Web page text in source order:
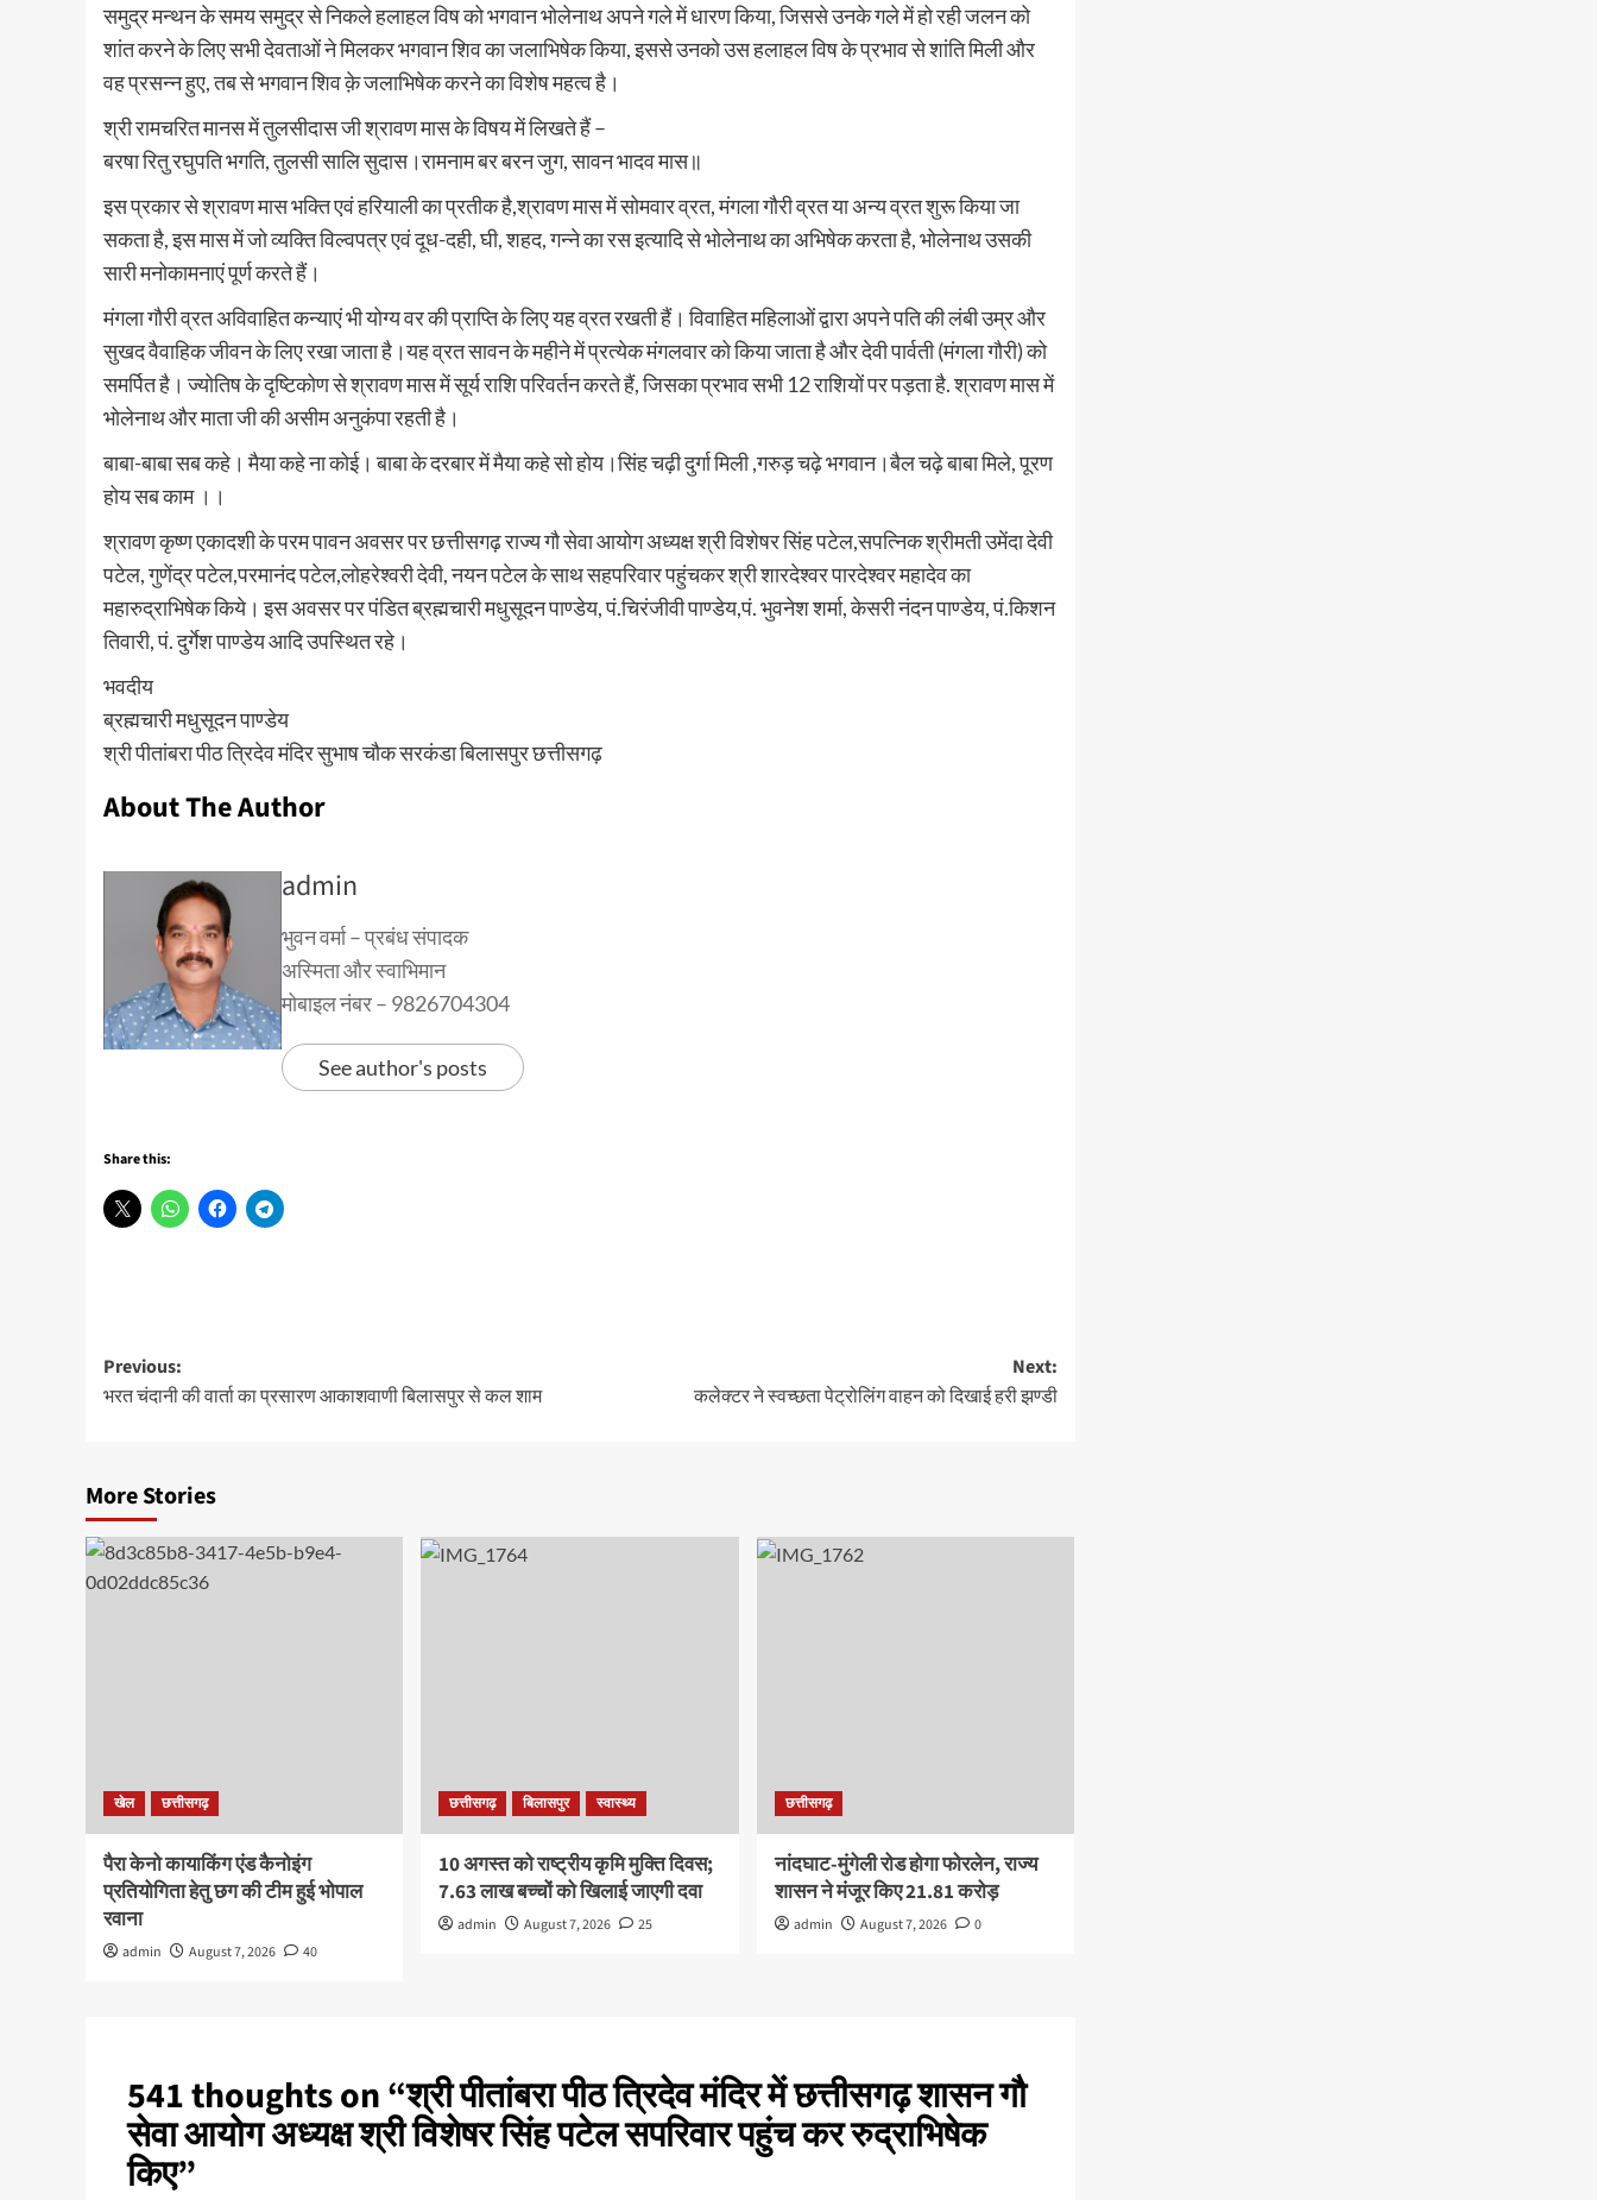
समुद्र मन्थन के समय समुद्र से निकले हलाहल विष को भगवान भोलेनाथ अपने गले में धारण किया, जिससे उनके गले में हो रही जलन को
शांत करने के लिए सभी देवताओं ने मिलकर भगवान शिव का जलाभिषेक किया, इससे उनको उस हलाहल विष के प्रभाव से शांति मिली और
वह प्रसन्न हुए, तब से भगवान शिव क़े जलाभिषेक करने का विशेष महत्व है।
श्री रामचरित मानस में तुलसीदास जी श्रावण मास के विषय में लिखते हैं –
बरषा रितु रघुपति भगति, तुलसी सालि सुदास।रामनाम बर बरन जुग, सावन भादव मास॥
इस प्रकार से श्रावण मास भक्ति एवं हरियाली का प्रतीक है,श्रावण मास में सोमवार व्रत, मंगला गौरी व्रत या अन्य व्रत शुरू किया जा
सकता है, इस मास में जो व्यक्ति विल्वपत्र एवं दूध-दही, घी, शहद, गन्ने का रस इत्यादि से भोलेनाथ का अभिषेक करता है, भोलेनाथ उसकी
सारी मनोकामनाएं पूर्ण करते हैं।
मंगला गौरी व्रत अविवाहित कन्याएं भी योग्य वर की प्राप्ति के लिए यह व्रत रखती हैं। विवाहित महिलाओं द्वारा अपने पति की लंबी उम्र और
सुखद वैवाहिक जीवन के लिए रखा जाता है।यह व्रत सावन के महीने में प्रत्येक मंगलवार को किया जाता है और देवी पार्वती (मंगला गौरी) को
समर्पित है। ज्योतिष के दृष्टिकोण से श्रावण मास में सूर्य राशि परिवर्तन करते हैं, जिसका प्रभाव सभी 12 राशियों पर पड़ता है. श्रावण मास में
भोलेनाथ और माता जी की असीम अनुकंपा रहती है।
बाबा-बाबा सब कहे। मैया कहे ना कोई। बाबा के दरबार में मैया कहे सो होय।सिंह चढ़ी दुर्गा मिली ,गरुड़ चढ़े भगवान।बैल चढ़े बाबा मिले, पूरण
होय सब काम ।।
श्रावण कृष्ण एकादशी के परम पावन अवसर पर छत्तीसगढ़ राज्य गौ सेवा आयोग अध्यक्ष श्री विशेषर सिंह पटेल,सपत्निक श्रीमती उमेंदा देवी
पटेल, गुणेंद्र पटेल,परमानंद पटेल,लोहरेश्वरी देवी, नयन पटेल के साथ सहपरिवार पहुंचकर श्री शारदेश्वर पारदेश्वर महादेव का
महारुद्राभिषेक किये। इस अवसर पर पंडित ब्रह्मचारी मधुसूदन पाण्डेय, पं.चिरंजीवी पाण्डेय,पं. भुवनेश शर्मा, केसरी नंदन पाण्डेय, पं.किशन
तिवारी, पं. दुर्गेश पाण्डेय आदि उपस्थित रहे।
भवदीय
ब्रह्मचारी मधुसूदन पाण्डेय
श्री पीतांबरा पीठ त्रिदेव मंदिर सुभाष चौक सरकंडा बिलासपुर छत्तीसगढ़
About The Author
admin
भुवन वर्मा – प्रबंध संपादक
अस्मिता और स्वाभिमान
मोबाइल नंबर – 9826704304
See author's posts
Share this:
Post
navigation
Previous:
भरत चंदानी की वार्ता का प्रसारण आकाशवाणी बिलासपुर से कल शाम
Next:
कलेक्टर ने स्वच्छता पेट्रोलिंग वाहन को दिखाई हरी झण्डी
More Stories
खेल छत्तीसगढ़
पैरा केनो कायाकिंग एंड कैनोइंग
प्रतियोगिता हेतु छग की टीम हुई भोपाल
रवाना
admin August 7, 2026 40
छत्तीसगढ़ बिलासपुर स्वास्थ्य
10 अगस्त को राष्ट्रीय कृमि मुक्ति दिवस;
7.63 लाख बच्चों को खिलाई जाएगी दवा
admin August 7, 2026 25
छत्तीसगढ़
नांदघाट-मुंगेली रोड होगा फोरलेन, राज्य
शासन ने मंजूर किए 21.81 करोड़
admin August 7, 2026 0
541 thoughts on “श्री पीतांबरा पीठ त्रिदेव मंदिर में छत्तीसगढ़ शासन गौ
सेवा आयोग अध्यक्ष श्री विशेषर सिंह पटेल सपरिवार पहुंच कर रुद्राभिषेक
किए”